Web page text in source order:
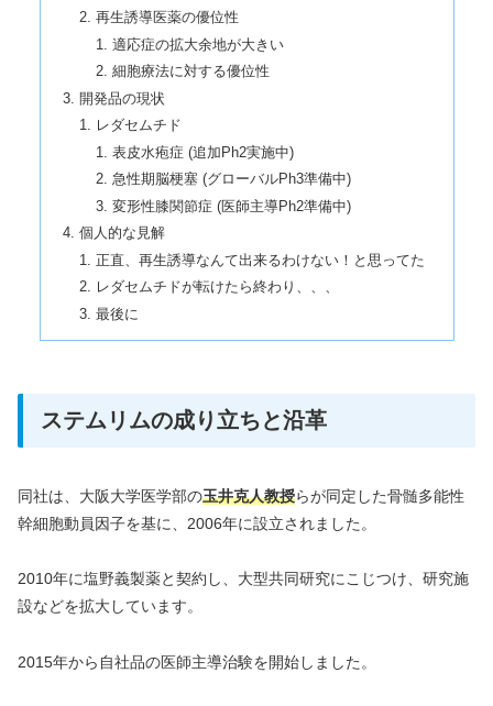
再生誘導医薬の優位性
適応症の拡大余地が大きい
細胞療法に対する優位性
開発品の現状
レダセムチド
表皮水疱症 (追加Ph2実施中)
急性期脳梗塞 (グローバルPh3準備中)
変形性膝関節症 (医師主導Ph2準備中)
個人的な見解
正直、再生誘導なんて出来るわけない！と思ってた
レダセムチドが転けたら終わり、、、
最後に
ステムリムの成り立ちと沿革
同社は、大阪大学医学部の玉井克人教授らが同定した骨髄多能性
幹細胞動員因子を基に、2006年に設立されました。
2010年に塩野義製薬と契約し、大型共同研究にこじつけ、研究施
設などを拡大しています。
2015年から自社品の医師主導治験を開始しました。